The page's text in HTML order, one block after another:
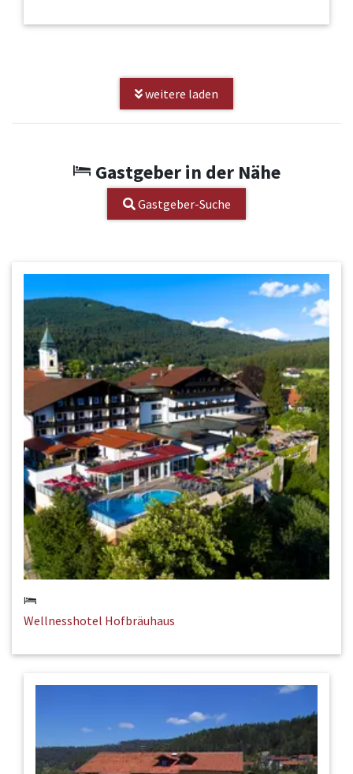
weitere laden
Gastgeber in der Nähe
Gastgeber-Suche
Wellnesshotel Hofbräuhaus